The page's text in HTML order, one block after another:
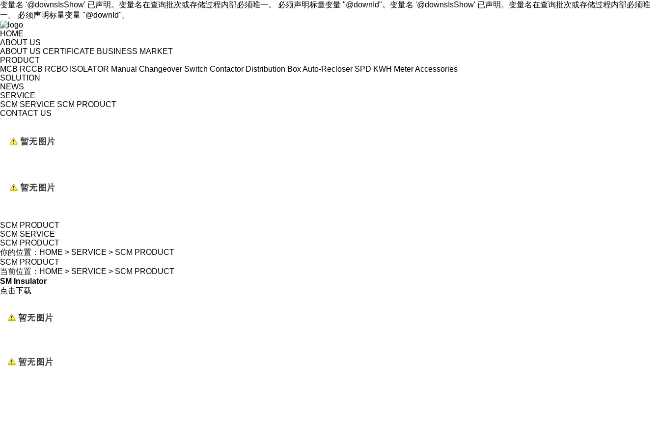
变量名 '@downsIsShow' 已声明。变量名在查询批次或存储过程内部必须唯一。 必须声明标量变量 "@downId"。变量名 '@downsIsShow' 已声明。变量名在查询批次或存储过程内部必须唯
一。 必须声明标量变量 "@downId"。
HOME
ABOUT US
ABOUT US CERTIFICATE BUSINESS MARKET
PRODUCT
MCB RCCB RCBO ISOLATOR Manual Changeover Switch Contactor Distribution BoxAuto-Recloser SPD KWH MeterAccessories
SOLUTION
NEWS
SERVICE
SCM SERVICE SCM PRODUCT
CONTACT US
SCM PRODUCT
SCM SERVICE
SCM PRODUCT
你的位置： HOME > SERVICE > SCM PRODUCT
SCM PRODUCT
当前位置： HOME > SERVICE > SCM PRODUCT
SM Insulator
点击下载